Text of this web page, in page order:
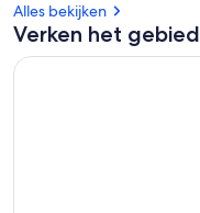
Alles bekijken
Verken het gebied